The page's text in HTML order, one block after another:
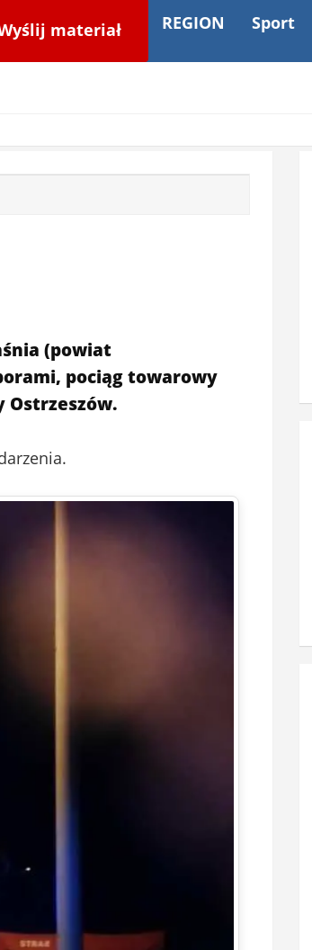
materiał REGION Sport
(powiat
pociąg towarowy
Ostrzeszów.